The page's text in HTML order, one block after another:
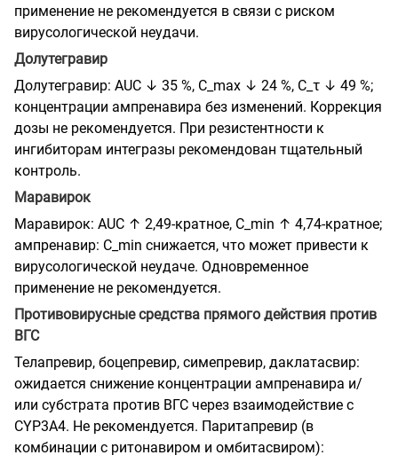
применение не рекомендуется в связи с риском
вирусологической неудачи.
Долутегравир
Долутегравир: AUC ↓ 35 %, C_max ↓ 24 %, C_τ ↓ 49 %;
концентрации ампренавира без изменений. Коррекция
дозы не рекомендуется. При резистентности к
ингибиторам интегразы рекомендован тщательный
контроль.
Маравирок
Маравирок: AUC ↑ 2,49-кратное, C_min ↑ 4,74-кратное;
ампренавир: C_min снижается, что может привести к
вирусологической неудаче. Одновременное
применение не рекомендуется.
Противовирусные средства прямого действия против
ВГС
Телапревир, боцепревир, симепревир, даклатасвир:
ожидается снижение концентрации ампренавира и/
или субстрата против ВГС через взаимодействие с
CYP3A4. Не рекомендуется. Паритапревир (в
комбинации с ритонавиром и омбитасвиром):